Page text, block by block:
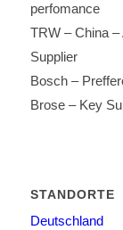
perfomance
TRW – China
Supplier
Bosch –
Brose – Key
STANDORTE
Deutschland